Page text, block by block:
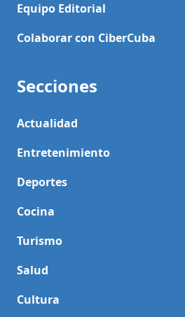
Equipo Editorial
Colaborar con CiberCuba
Secciones
Actualidad
Entretenimiento
Deportes
Cocina
Turismo
Salud
Cultura